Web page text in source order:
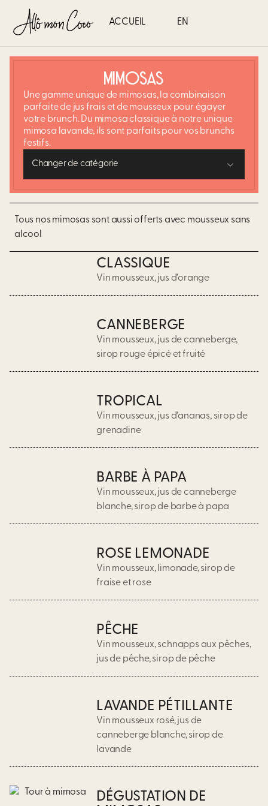
ACCUEIL EN
MIMOSAS
Une gamme unique de mimosas, la combinaison
parfaite de jus frais et de mousseux pour égayer
votre brunch. Du mimosa classique à notre unique
mimosa lavande, ils sont parfaits pour vos brunchs
festifs. ​
Changer de catégorie
Tous nos mimosas sont aussi offerts avec mousseux sans
alcool
CLASSIQUE
Vin mousseux, jus d’orange
CANNEBERGE
Vin mousseux, jus de canneberge,
sirop rouge épicé et fruité
TROPICAL
Vin mousseux, jus d’ananas, sirop de
grenadine
BARBE À PAPA
Vin mousseux, jus de canneberge
blanche, sirop de barbe à papa
ROSE LEMONADE
Vin mousseux, limonade, sirop de
fraise et rose
PÊCHE
Vin mousseux, schnapps aux pêches,
jus de pêche, sirop de pêche
LAVANDE PÉTILLANTE
Vin mousseux rosé, jus de
canneberge blanche, sirop de
lavande
DÉGUSTATION DE